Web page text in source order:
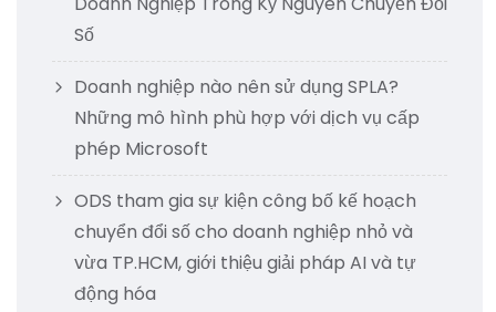
Số
Doanh nghiệp nào nên sử dụng SPLA?
Những mô hình phù hợp với dịch vụ cấp
phép Microsoft
ODS tham gia sự kiện công bố kế hoạch
chuyển đổi số cho doanh nghiệp nhỏ và
vừa TP.HCM, giới thiệu giải pháp AI và tự
động hóa